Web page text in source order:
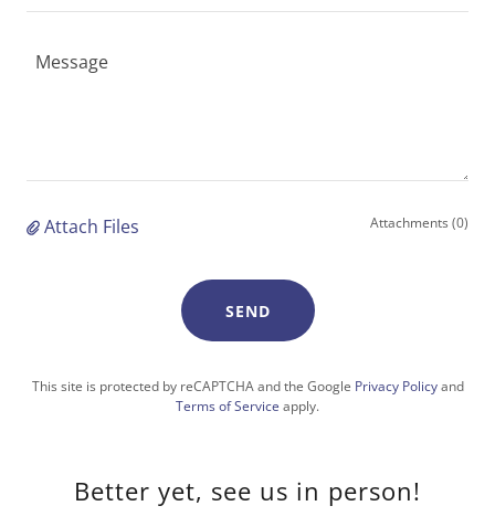
Attach Files Attachments (0)
SEND
This site is protected by reCAPTCHA and the Google Privacy Policyand
Terms of Service apply.
Better yet, see us in person!